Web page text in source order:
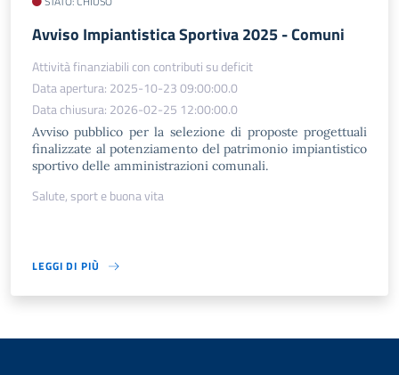
Avviso Impiantistica Sportiva 2025 - Comuni
Attività finanziabili con contributi su deficit
Data apertura: 2025-10-23 09:00:00.0
Data chiusura: 2026-02-25 12:00:00.0
Avviso pubblico per la selezione di proposte progettuali
finalizzate al potenziamento del patrimonio impiantistico
sportivo delle amministrazioni comunali.
Salute, sport e buona vita
LEGGI DI PIÙ